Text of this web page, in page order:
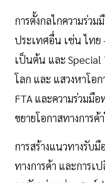
การตั้งกลไกความร่ว
ประเทศอื่น เช่น ไทย
เป็นต้น และ Special
โลก และ แสวงหาโอ
FTA และความร่วมมื
ขยายโอกาสทางการ
การสร้างแนวทางรับ
ทางการค้า และการ